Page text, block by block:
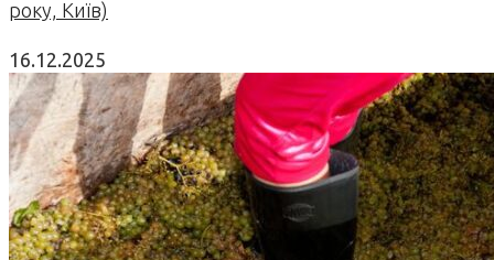
року, Київ)
16.12.2025